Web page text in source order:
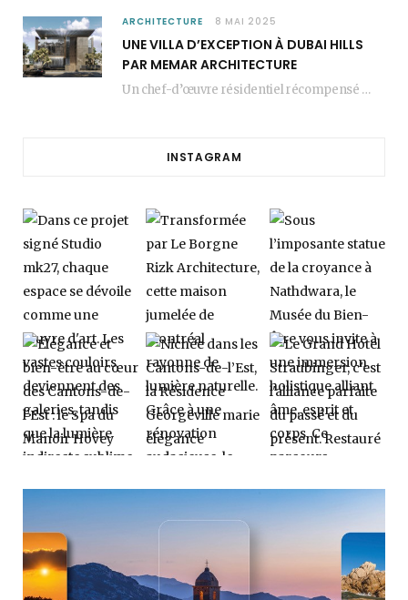
ARCHITECTURE 8 MAI 2025
UNE VILLA D’EXCEPTION À DUBAI HILLS
PAR MEMAR ARCHITECTURE
Un chef-d’œuvre résidentiel récompensé MEMAR Architecture, agence renommée basée à Dubaï, présente aujourd’hui sa dernière…
INSTAGRAM